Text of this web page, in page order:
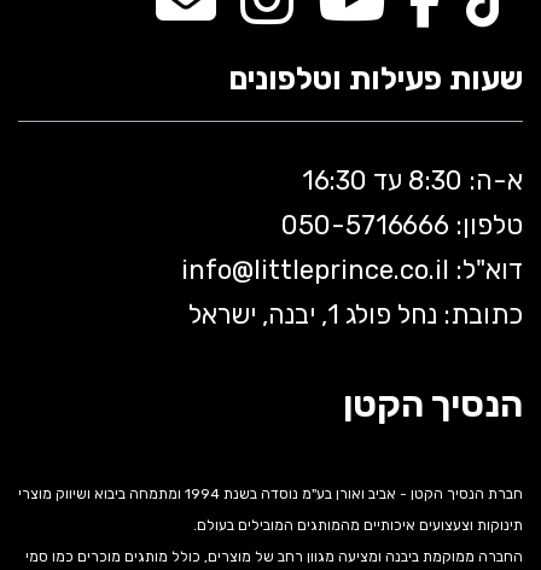
שעות פעילות וטלפונים
א-ה: 8:30 עד 16:30
טלפון: 050-5 716666
דוא"ל:
info@littleprince.co.il
כתובת: נחל פולג 1, יבנה, ישראל
הנסיך הקטן
חברת הנסיך הקטן - אביב ואורן בע"מ נוסדה בשנת 1994 ומתמחה ביבוא ושיווק מוצרי
תינוקות וצעצועים איכותיים מהמותגים המובילים בעולם.
החברה ממוקמת ביבנה ומציעה מגוון רחב של מוצרים, כולל מותגים מוכרים כמו סמי